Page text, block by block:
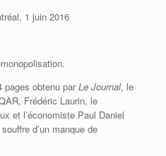
1 juin 2016
pages obtenu parLe Journal, le
Frédéric Laurin, le
et l’économiste Paul Daniel
d’un manque de